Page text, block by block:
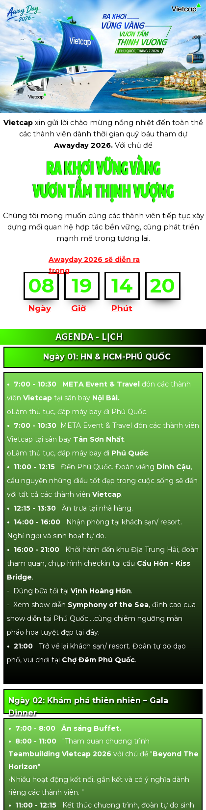
RA KHƠI VỮNG VÀNG
Vietcap xin gửi lời chào mừng nồng nhiệt đến toàn thể
các thành viên dành thời gian quý báu tham dự
Awayday 2026. Với chủ đề
08 19 14 18
Awayday 2026 sẽ diễn ra
trong
Ngày Giờ Phút
Chúng tôi mong muốn cùng các thành viên tiếp tục xây
dựng mối quan hệ hợp tác bền vững, cùng phát triển
mạnh mẽ trong tương lai.
VƯƠN TẦM THỊNH VƯỢNG
AGENDA - LỊCH
TRÌNH
• 7:00 - 10:30 META Event & Travel đón các thành
viên Vietcaptại sân bay Nội Bài.
oLàm thủ tục, đáp máy bay đi Phú Quốc.
• 7:00 - 10:30 META Event & Travel đón các thành viên
Vietcap tại sân bay Tân Sơn Nhất.
oLàm thủ tục, đáp máy bay đi Phú Quốc.
• 11:00 - 12:15 Đến Phú Quốc. Đoàn viếng Dinh Cậu,
cầu nguyện những điều tốt đẹp trong cuộc sống sẽ đến
với tất cả các thành viênVietcap.
• 12:15 - 13:30 Ăn trưa tại nhà hàng.
• 14:00 - 16:00 Nhận phòng tại khách sạn/ resort.
Nghỉ ngơi và sinh hoạt tự do.
• 16:00 - 21:00
Khởi hành đến khu Địa Trung Hải, đoàn
tham quan, chụp hình checkin tại cầu Cầu Hôn - Kiss
Bridge.
- Dùng bữa tối tạiVịnh Hoàng Hôn.
- Xem show diễn Symphony of the Sea, đỉnh cao của
show diễn tại Phú Quốc….cùng chiêm ngưỡng màn
pháo hoa tuyệt đẹp tại đây.
• 21:00Trở về lại khách sạn/ resort. Đoàn tự do dạo
phố, vui chơi tại Chợ Đêm Phú Quốc.
Ngày 01: HN & HCM-PHÚ QUỐC
Ngày 02: Khám phá thiên nhiên – Gala
Dinner
• 7:00 - 8:00 Ăn sáng Buffet.
• 8:00 - 11:00"Tham quan chương trình
Teambuilding Vietcap 2026 với chủ đề "Beyond The
Horizon"
•Nhiều hoạt động kết nối, gắn kết và có ý nghĩa dành
riêng các thành viên. "
• 11:00 - 12:15Kết thúc chương trình, đoàn tự do sinh